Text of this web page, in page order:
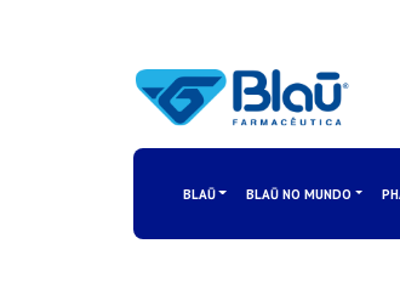
BLAŪ BLAŪ NO MUNDO